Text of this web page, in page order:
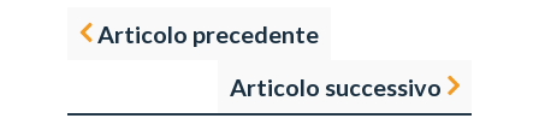
Articolo precedente
Articolo successivo